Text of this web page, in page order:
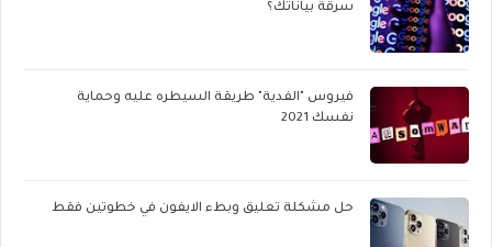
سرقة بياناتك؟
فيروس "الفدية" طريقة السيطره عليه وحماية
نفسك 2021
حل مشكلة تعليق وبطء الايفون في خطوتين فقط